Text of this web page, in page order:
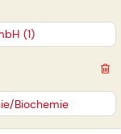
(1)
Biochemie